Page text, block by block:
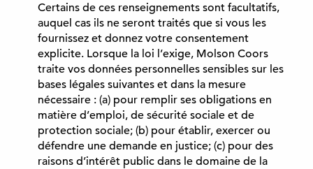
)
Certains de ces renseignements sont facultatifs,
auquel cas ils ne seront traités que si vous les
fournissez et donnez votre consentement
explicite. Lorsque la loi l’exige, Molson Coors
traite vos données personnelles sensibles sur les
bases légales suivantes et dans la mesure
nécessaire : (a) pour remplir ses obligations en
matière d’emploi, de sécurité sociale et de
protection sociale; (b) pour établir, exercer ou
défendre une demande en justice; (c) pour des
raisons d’intérêt public dans le domaine de la